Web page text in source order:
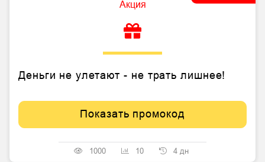
Акция
Деньги не улетают - не трать лишнее!
Показать промокод
1000 10 4 дн